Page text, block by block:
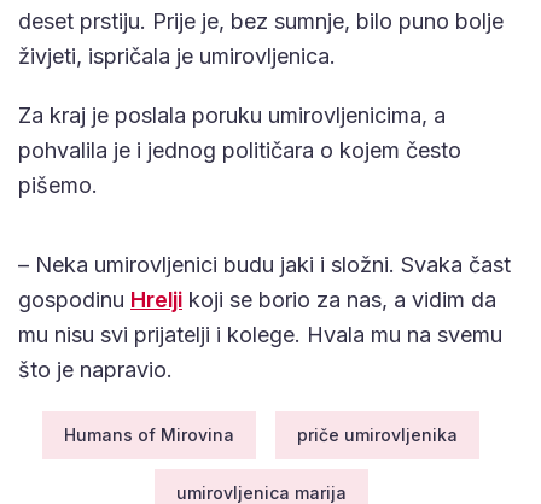
deset prstiju. Prije je, bez sumnje, bilo puno bolje
živjeti, ispričala je umirovljenica.
Za kraj je poslala poruku umirovljenicima, a
pohvalila je i jednog političara o kojem često
pišemo.
– Neka umirovljenici budu jaki i složni. Svaka čast
gospodinu Hrelji koji se borio za nas, a vidim da
mu nisu svi prijatelji i kolege. Hvala mu na svemu
što je napravio.
Humans of Mirovina priče umirovljenika
umirovljenica marija